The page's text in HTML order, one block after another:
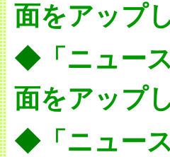
面をアップ
◆「ニュー
面をアップ
◆「ニュー